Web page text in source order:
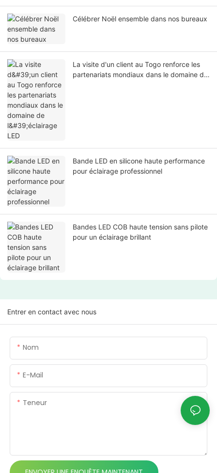
Célébrer Noël ensemble dans nos bureaux
La visite d'un client au Togo renforce les
partenariats mondiaux dans le domaine de
Bande LED en silicone haute performance
pour éclairage professionnel
Bandes LED COB haute tension sans pilote
pour un éclairage brillant
Entrer en contact avec nous
Nom
E-Mail
Teneur